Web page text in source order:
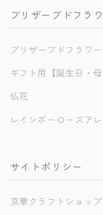
プリザーブドフラ
プリザーブドフラワ
ギフト用【誕生日・
仏花
レインボーローズア
サイトポリシー
京華クラフトショッ